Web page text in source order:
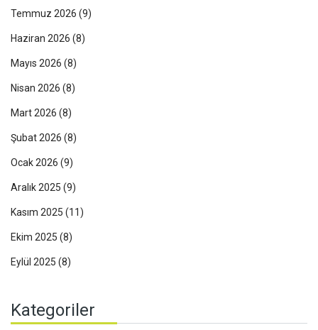
Temmuz 2026 (9)
Haziran 2026 (8)
Mayıs 2026 (8)
Nisan 2026 (8)
Mart 2026 (8)
Şubat 2026 (8)
Ocak 2026 (9)
Aralık 2025 (9)
Kasım 2025 (11)
Ekim 2025 (8)
Eylül 2025 (8)
Kategoriler